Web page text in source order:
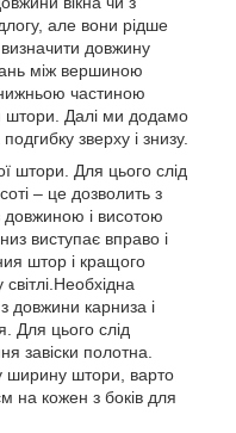
але вони рідше
довжину
між вершиною
частиною
штори. Далі ми додамо
зверху і знизу.
штори. Для цього слід
– це дозволить з
довжиною і висотою
виступає вправо і
штор і кращого
довжини карниза і
Для цього слід
завіски полотна.
ширину штори, варто
на кожен з боків для